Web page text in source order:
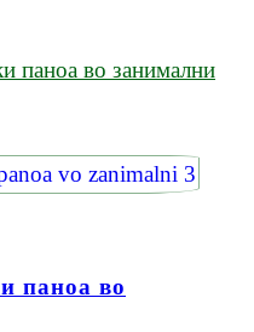
паноа во занимални
паноа во